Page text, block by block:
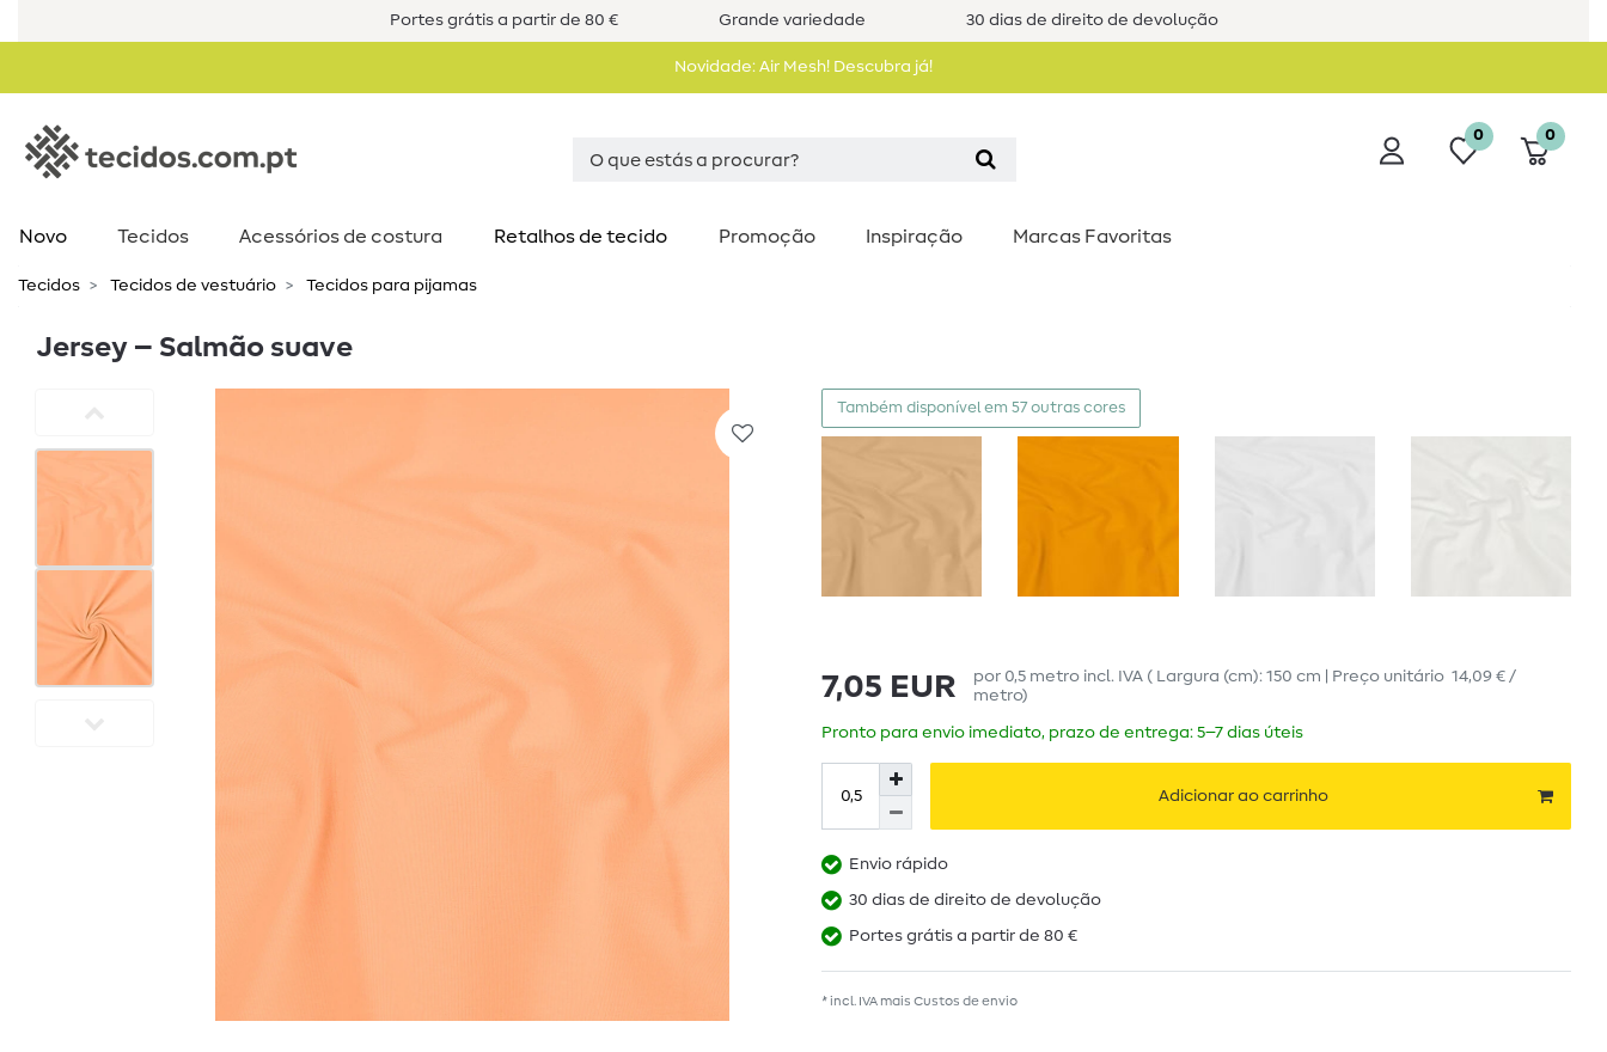
Portes grátis a partir de 80 € Grande variedade 30 dias de direito de devolução
Novidade: Air Mesh! Descubra já!
0 0
Novo Tecidos Acessórios de costura​ Retalhos de tecido Promoção Inspiração Marcas Favoritas
Tecidos Tecidos de vestuário Tecidos para pijamas
Jersey – Salmão suave
Também disponível em 57 outras cores
7,05 EUR por 0,5 metro incl. IVA ( Largura (cm): 150 cm | Preço unitário 14,09 € /
metro)
Pronto para envio imediato, prazo de entrega: 5–7 dias úteis
Adicionar ao carrinho
Envio rápido
30 dias de direito de devolução
Portes grátis a partir de 80 €
* incl. IVA mais Custos de envio